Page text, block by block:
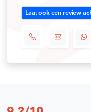
Laat ook een review